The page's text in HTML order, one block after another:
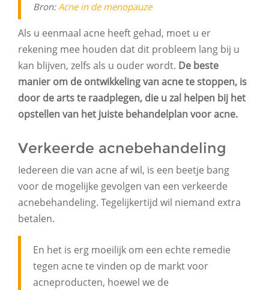
Bron:Acne in de menopauze
Als u eenmaal acne heeft gehad, moet u er
rekening mee houden dat dit probleem lang bij u
kan blijven, zelfs als u ouder wordt. De beste
manier om de ontwikkeling van acne te stoppen, is
door de arts te raadplegen, die u zal helpen bij het
opstellen van het juiste behandelplan voor acne.
Verkeerde acnebehandeling
Iedereen die van acne af wil, is een beetje bang
voor de mogelijke gevolgen van een verkeerde
acnebehandeling. Tegelijkertijd wil niemand extra
betalen.
En het is erg moeilijk om een ​​echte remedie
tegen acne te vinden op de markt voor
acneproducten, hoewel we de